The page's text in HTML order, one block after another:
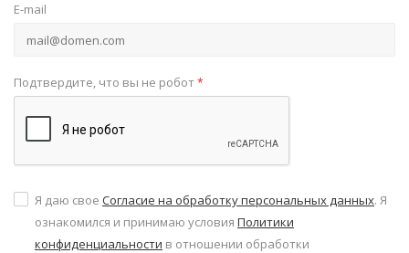
E-mail
Подтвердите, что вы не робот*
Я даю свое Согласие на обработку персональных данных. Я
ознакомился и принимаю условия Политики
конфиденциальности в отношении обработки